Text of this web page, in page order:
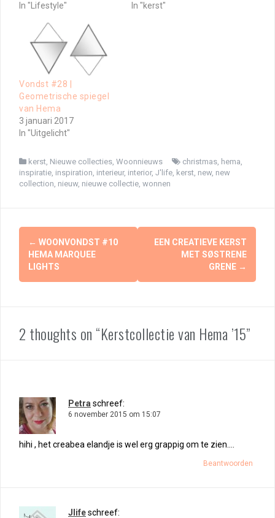
In "Lifestyle" In "kerst"
Vondst #28 |
Geometrische spiegel
van Hema
3 januari 2017
In "Uitgelicht"
kerst Nieuwe collecties Woonnieuws christmas hema
inspiratie inspiration interieur, interior, J'life kerst new, new
collection nieuw, nieuwe collectie wonnen
Berichtnavigatie
← WOONVONDST #10
HEMA MARQUEE
LIGHTS
EEN CREATIEVE KERST
MET SØSTRENE
GRENE →
2 thoughts on “Kerstcollectie van Hema ’15”
Petra schreef:
6 november 2015 om 15:07
hihi , het creabea elandje is wel erg grappig om te zien….
Beantwoorden
Jlifeschreef: